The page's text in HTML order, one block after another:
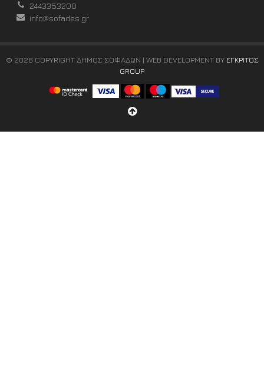
2443353200
info@sofades.gr
© 2026 COPYRIGHT ΔΗΜΟΣ ΣΟΦΑΔΩΝ | WEB DEVELOPMENT BY ΕΓΚΡΙΤΟΣ
GROUP